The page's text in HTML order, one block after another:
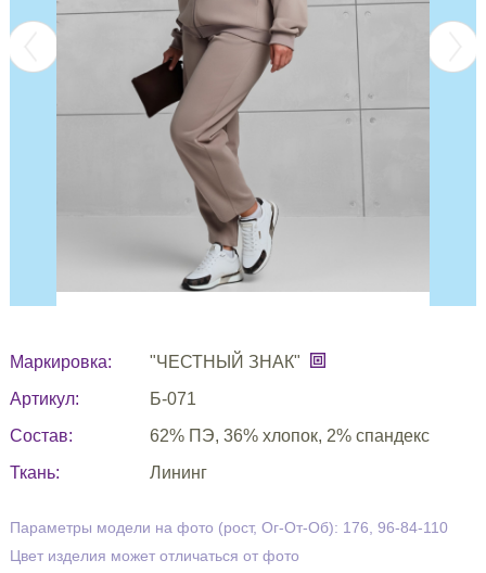
Маркировка:
"ЧЕСТНЫЙ ЗНАК"
Артикул:
Б-071
Состав:
62% ПЭ, 36% хлопок, 2% спандекс
Ткань:
Лининг
Параметры модели на фото (рост, Ог-От-Об): 176, 96-84-110
Цвет изделия может отличаться от фото